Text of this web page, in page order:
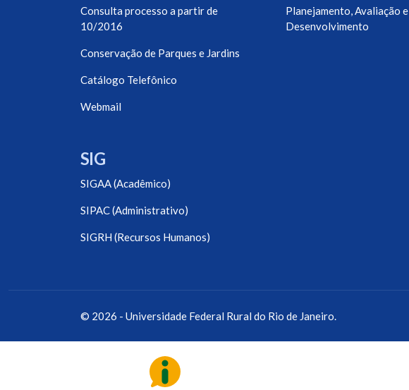
Consulta processo a partir de
10/2016
Conservação de Parques e Jardins
Catálogo Telefônico
Webmail
SIG
SIGAA (Acadêmico)
SIPAC (Administrativo)
SIGRH (Recursos Humanos)
Planejamento, Avaliação e
Desenvolvimento
© 2026 - Universidade Federal Rural do Rio de Janeiro.